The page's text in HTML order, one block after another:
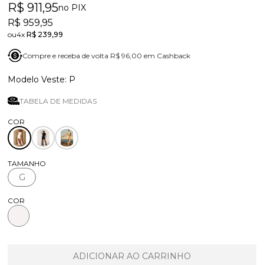
R$ 911,95no PIX
R$ 959,95
4xR$ 239,99
Compre e receba de volta R$ 96,00 em Cashback
P
TABELA DE MEDIDAS
TAMANHO
G
COR
ADICIONAR AO CARRINHO